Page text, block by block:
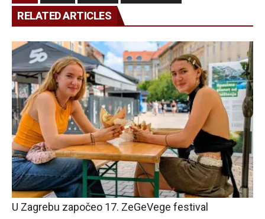
RELATED ARTICLES
U Zagrebu započeo 17. ZeGeVege festival